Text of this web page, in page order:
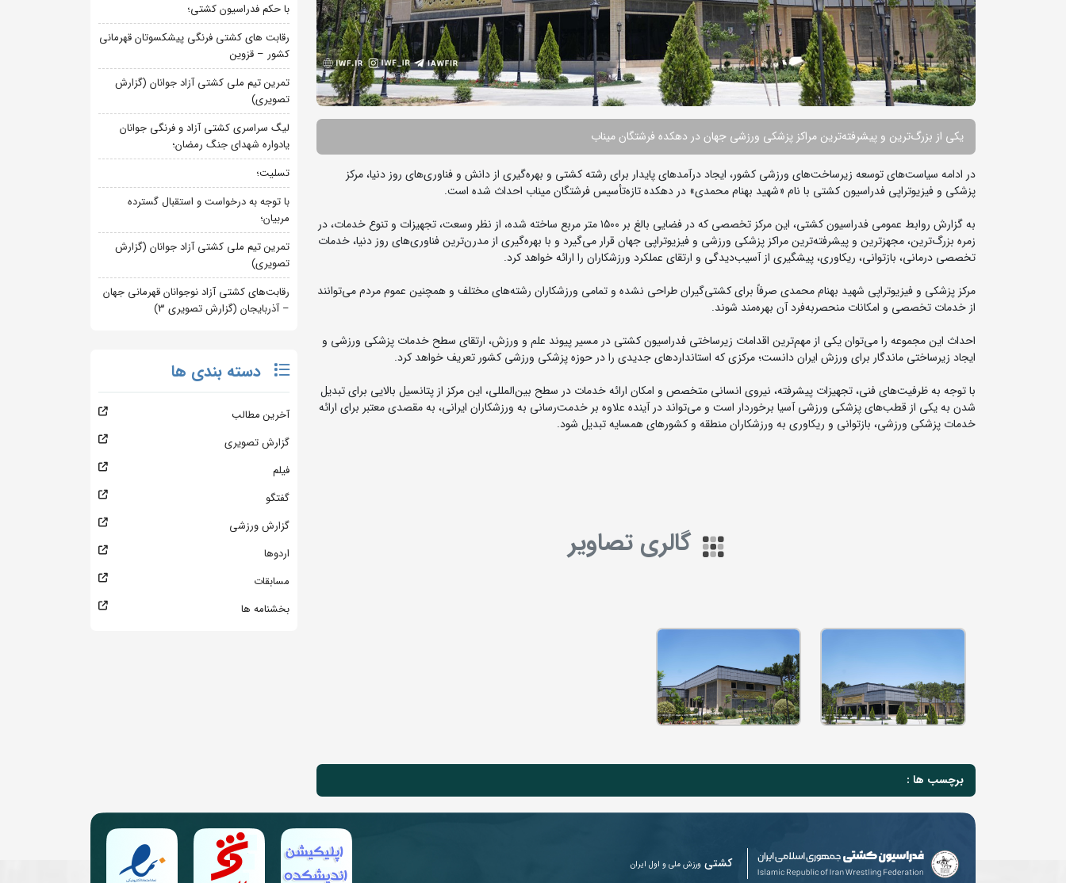
یکی از بزرگ‌ترین و پیشرفته‌ترین مراکز پزشکی ورزشی جهان در دهکده فرشتگان میناب
در ادامه سیاست‌های توسعه زیرساخت‌های ورزشی کشور، ایجاد درآمدهای پایدار برای رشته کشتی و بهره‌گیری از دانش و فناوری‌های روز دنیا، مرکز
پزشکی و فیزیوتراپی فدراسیون کشتی با نام «شهید بهنام محمدی» در دهکده تازه‌تأسیس فرشتگان میناب احداث شده است.
به گزارش روابط عمومی فدراسیون کشتی، این مرکز تخصصی که در فضایی بالغ بر ۱۵۰۰ متر مربع ساخته شده، از نظر وسعت، تجهیزات و تنوع خدمات، در
زمره بزرگ‌ترین، مجهزترین و پیشرفته‌ترین مراکز پزشکی ورزشی و فیزیوتراپی جهان قرار می‌گیرد و با بهره‌گیری از مدرن‌ترین فناوری‌های روز دنیا، خدمات
تخصصی درمانی، بازتوانی، ریکاوری، پیشگیری از آسیب‌دیدگی و ارتقای عملکرد ورزشکاران را ارائه خواهد کرد.
مرکز پزشکی و فیزیوتراپی شهید بهنام محمدی صرفاً برای کشتی‌گیران طراحی نشده و تمامی ورزشکاران رشته‌های مختلف و همچنین عموم مردم می‌توانند
از خدمات تخصصی و امکانات منحصربه‌فرد آن بهره‌مند شوند.
احداث این مجموعه را می‌توان یکی از مهم‌ترین اقدامات زیرساختی فدراسیون کشتی در مسیر پیوند علم و ورزش، ارتقای سطح خدمات پزشکی ورزشی و
ایجاد زیرساختی ماندگار برای ورزش ایران دانست؛ مرکزی که استانداردهای جدیدی را در حوزه پزشکی ورزشی کشور تعریف خواهد کرد.
با توجه به ظرفیت‌های فنی، تجهیزات پیشرفته، نیروی انسانی متخصص و امکان ارائه خدمات در سطح بین‌المللی، این مرکز از پتانسیل بالایی برای تبدیل
شدن به یکی از قطب‌های پزشکی ورزشی آسیا برخوردار است و می‌تواند در آینده علاوه بر خدمت‌رسانی به ورزشکاران ایرانی، به مقصدی معتبر برای ارائه
خدمات پزشکی ورزشی، بازتوانی و ریکاوری به ورزشکاران منطقه و کشورهای همسایه تبدیل شود.
گالری تصاویر
برچسب ها :
با حکم فدراسیون کشتی؛
رقابت های کشتی فرنگی پیشکسوتان قهرمانی
کشور – قزوین
تمرین تیم ملی کشتی آزاد جوانان (گزارش
تصویری)
لیگ سراسری کشتی آزاد و فرنگی جوانان
یادواره شهدای جنگ رمضان؛
تسلیت؛
با توجه به درخواست و استقبال گسترده
مربیان؛
تمرین تیم ملی کشتی آزاد جوانان (گزارش
تصویری)
رقابت‌های کشتی آزاد نوجوانان قهرمانی جهان
– آذربایجان (گزارش تصویری 3)
دسته بندی ها
آخرین مطالب
گزارش تصویری
فیلم
گفتگو
گزارش ورزشی
اردوها
مسابقات
بخشنامه ها
کشتی ورزش ملی و اول ایران